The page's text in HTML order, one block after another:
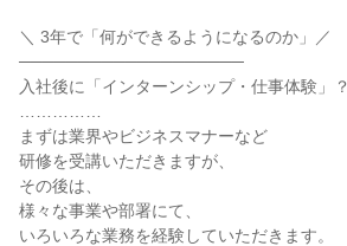
＼ 3年で「何ができるようになるのか」／
───────────────────
入社後に「インターンシップ・仕事体験」？
まずは業界やビジネスマナーなど
研修を受講いただきますが、
その後は、
様々な事業や部署にて、
いろいろな業務を経験していただきます。